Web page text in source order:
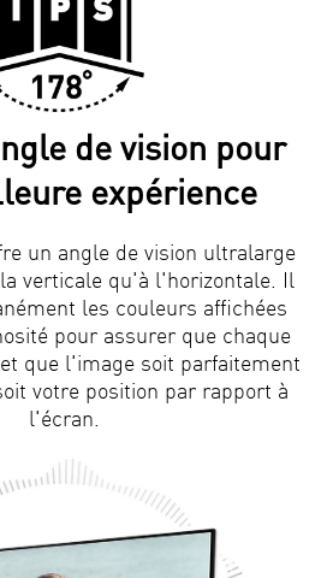
de vision pour
expérience
un angle de vision ultralarge
verticale qu'à l'horizontale. Il
les couleurs affichées
pour assurer que chaque
que l'image soit parfaitement
votre position par rapport à
l'écran.